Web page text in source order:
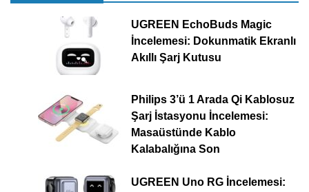
UGREEN EchoBuds Magic
İncelemesi: Dokunmatik Ekranlı
Akıllı Şarj Kutusu
Philips 3’ü 1 Arada Qi Kablosuz
Şarj İstasyonu İncelemesi:
Masaüstünde Kablo
Kalabalığına Son
UGREEN Uno RG İncelemesi: